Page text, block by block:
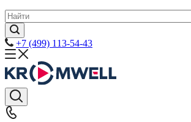
+7 (499) 113-54-43